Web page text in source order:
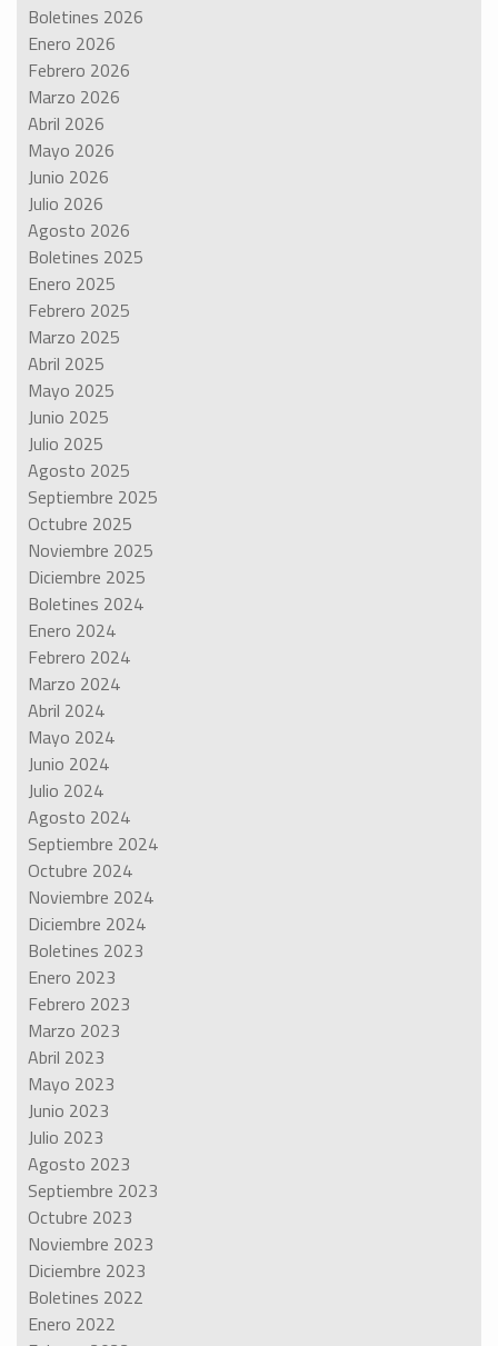
Boletines 2026
Enero 2026
Febrero 2026
Marzo 2026
Abril 2026
Mayo 2026
Junio 2026
Julio 2026
Agosto 2026
Boletines 2025
Enero 2025
Febrero 2025
Marzo 2025
Abril 2025
Mayo 2025
Junio 2025
Julio 2025
Agosto 2025
Septiembre 2025
Octubre 2025
Noviembre 2025
Diciembre 2025
Boletines 2024
Enero 2024
Febrero 2024
Marzo 2024
Abril 2024
Mayo 2024
Junio 2024
Julio 2024
Agosto 2024
Septiembre 2024
Octubre 2024
Noviembre 2024
Diciembre 2024
Boletines 2023
Enero 2023
Febrero 2023
Marzo 2023
Abril 2023
Mayo 2023
Junio 2023
Julio 2023
Agosto 2023
Septiembre 2023
Octubre 2023
Noviembre 2023
Diciembre 2023
Boletines 2022
Enero 2022